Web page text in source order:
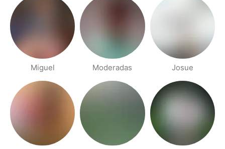
Miguel Moderadas Josue